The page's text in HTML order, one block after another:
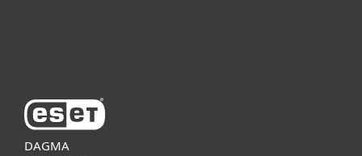
DAGMA